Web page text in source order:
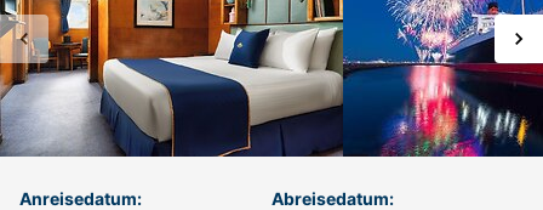
Anreisedatum: Abreisedatum: